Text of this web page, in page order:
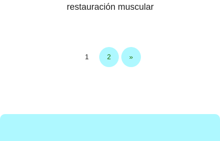
restauración muscular
1 2 »